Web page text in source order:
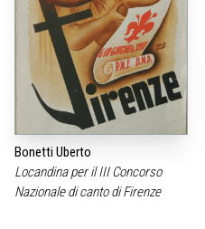
Bonetti Uberto
Locandina per il III Concorso
Nazionale di canto di Firenze